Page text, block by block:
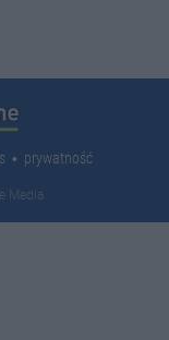
prywatność
Media